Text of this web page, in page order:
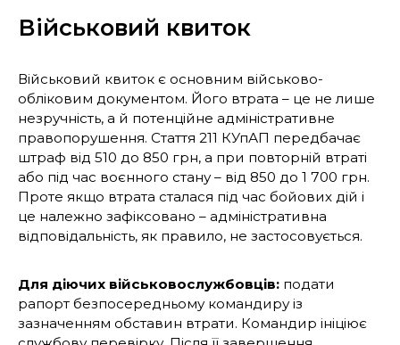
Військовий квиток
Військовий квиток є основним військово-
обліковим документом. Його втрата – це не лише
незручність, а й потенційне адміністративне
правопорушення. Стаття 211 КУпАП передбачає
штраф від 510 до 850 грн, а при повторній втраті
або під час воєнного стану – від 850 до 1 700 грн.
Проте якщо втрата сталася під час бойових дій і
це належно зафіксовано – адміністративна
відповідальність, як правило, не застосовується.
Для діючих військовослужбовців: подати
рапорт безпосередньому командиру із
зазначенням обставин втрати. Командир ініціює